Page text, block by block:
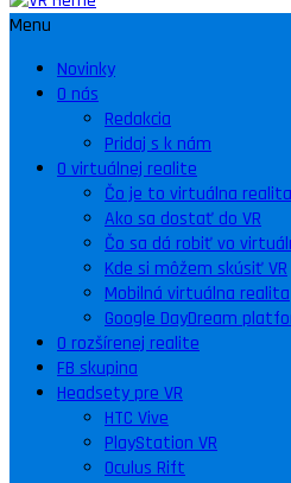
Menu
Novinky
O nás
Redakcia
Pridaj s k nám
O virtuálnej realite
Čo je to virtuálna realita
Ako sa dostať do VR
Čo sa dá robiť vo
Kde si môžem skúsiť VR
Mobilná virtuálna realita
Google DayDream
O rozšírenej realite
FB skupina
Headsety pre VR
HTC Vive
PlayStation VR
Oculus Rift